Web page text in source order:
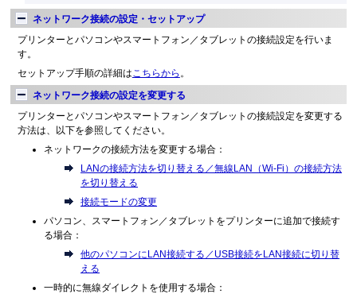
ネットワーク接続の設定・セットアップ
プリンターとパソコンやスマートフォン／タブレットの接続設定を行いま
す。
セットアップ手順の詳細はこちらから 。
ネットワーク接続の設定を変更する
プリンターとパソコンやスマートフォン／タブレットの接続設定を変更する
方法は、以下を参照してください。
ネットワークの接続方法を変更する場合：
LANの接続方法を切り替える／無線LAN（Wi-Fi）の接続方法
を切り替える
接続モードの変更
パソコン、スマートフォン／タブレットをプリンターに追加で接続す
る場合：
他のパソコンにLAN接続する／USB接続をLAN接続に切り替
える
一時的に無線ダイレクトを使用する場合：